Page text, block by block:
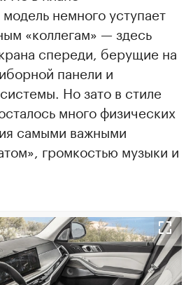
немного уступает
«коллегам» — здесь
спереди, берущие на
панели и
Но зато в стиле
много физических
самыми важными
громкостью музыки и